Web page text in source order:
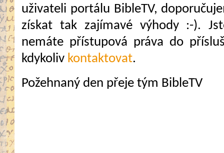
uživateli portálu BibleTV,
získat tak zajímavé výhody :-).
nemáte přístupová práva do
kdykoliv kontaktovat.
Požehnaný den přeje tým BibleTV